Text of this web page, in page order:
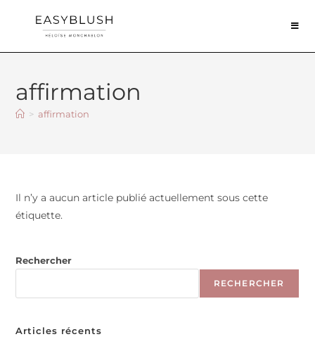
affirmation
> affirmation
Il n’y a aucun article publié actuellement sous cette
étiquette.
Rechercher
RECHERCHER
Articles récents